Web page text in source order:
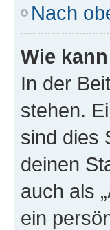
Nach
Wie
In der
stehen.
sind dies
deinen
auch als
ein